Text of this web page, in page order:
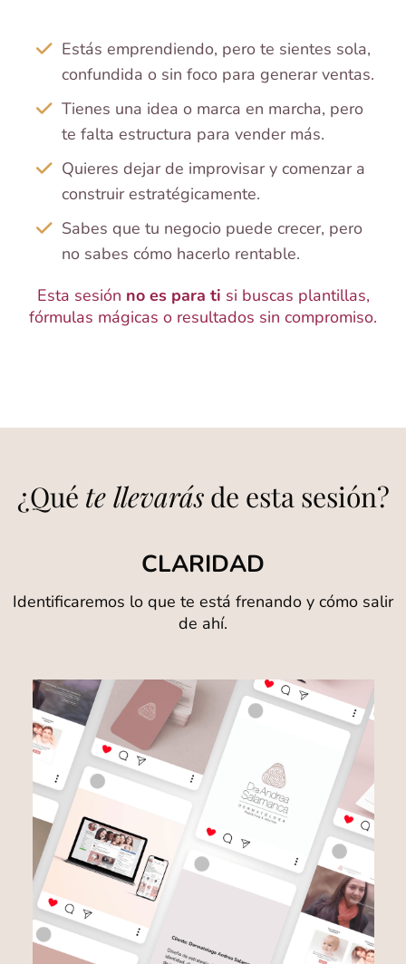
Estás emprendiendo, pero te sientes sola,
confundida o sin foco para generar ventas.
Tienes una idea o marca en marcha, pero
te falta estructura para vender más.
Quieres dejar de improvisar y comenzar a
construir estratégicamente.
Sabes que tu negocio puede crecer, pero
no sabes cómo hacerlo rentable.
Esta sesión no es para ti si buscas plantillas,
fórmulas mágicas o resultados sin compromiso.
¿Qué te llevarásde esta sesión?
CLARIDAD
Identificaremos lo que te está frenando y cómo salir
de ahí.